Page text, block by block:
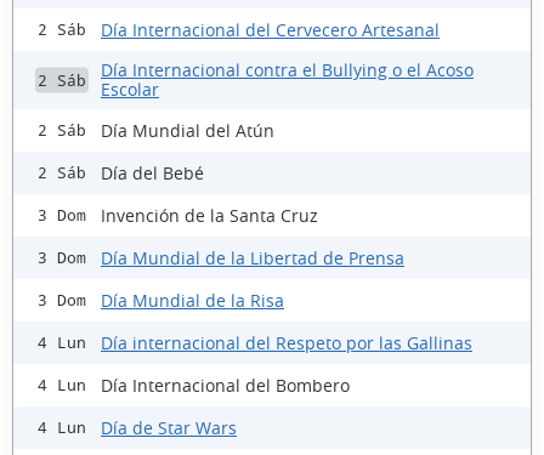
2 Sáb Día Internacional del Cervecero Artesanal
2 Sáb
Día Internacional contra el Bullying o el Acoso
Escolar
2 Sáb Día Mundial del Atún
2 Sáb Día del Bebé
3 Dom Invención de la Santa Cruz
3 Dom Día Mundial de la Libertad de Prensa
3 Dom Día Mundial de la Risa
4 Lun Día internacional del Respeto por las Gallinas
4 Lun Día Internacional del Bombero
4 Lun Día de Star Wars